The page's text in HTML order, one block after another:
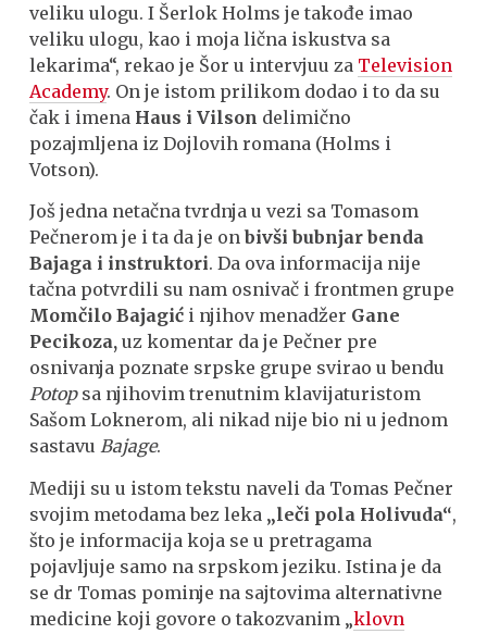
veliku ulogu. I Šerlok Holms je takođe imao
veliku ulogu, kao i moja lična iskustva sa
lekarima“, rekao je Šor u intervjuu za Television
Academy. On je istom prilikom dodao i to da su
čak i imena Haus i Vilson delimično
pozajmljena iz Dojlovih romana (Holms i
Votson).
Još jedna netačna tvrdnja u vezi sa Tomasom
Pečnerom je i ta da je onbivši bubnjar benda
Bajaga i instruktori. Da ova informacija nije
tačna potvrdili su nam osnivač i frontmen grupe
Momčilo Bajagić i njihov menadžer Gane
Pecikoza,uz komentar da je Pečner pre
osnivanja poznate srpske grupe svirao u bendu
Potopsa njihovim trenutnim klavijaturistom
Sašom Loknerom, ali nikad nije bio ni u jednom
sastavuBajage.
Mediji su u istom tekstu naveli da Tomas Pečner
svojim metodama bez leka „leči pola Holivuda“,
što je informacija koja se u pretragama
pojavljuje samo na srpskom jeziku. Istina je da
se dr Tomas pominje na sajtovima alternativne
medicine koji govore o takozvanim „klovn